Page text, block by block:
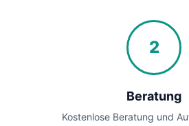
2
Beratung
Kostenlose Beratung und